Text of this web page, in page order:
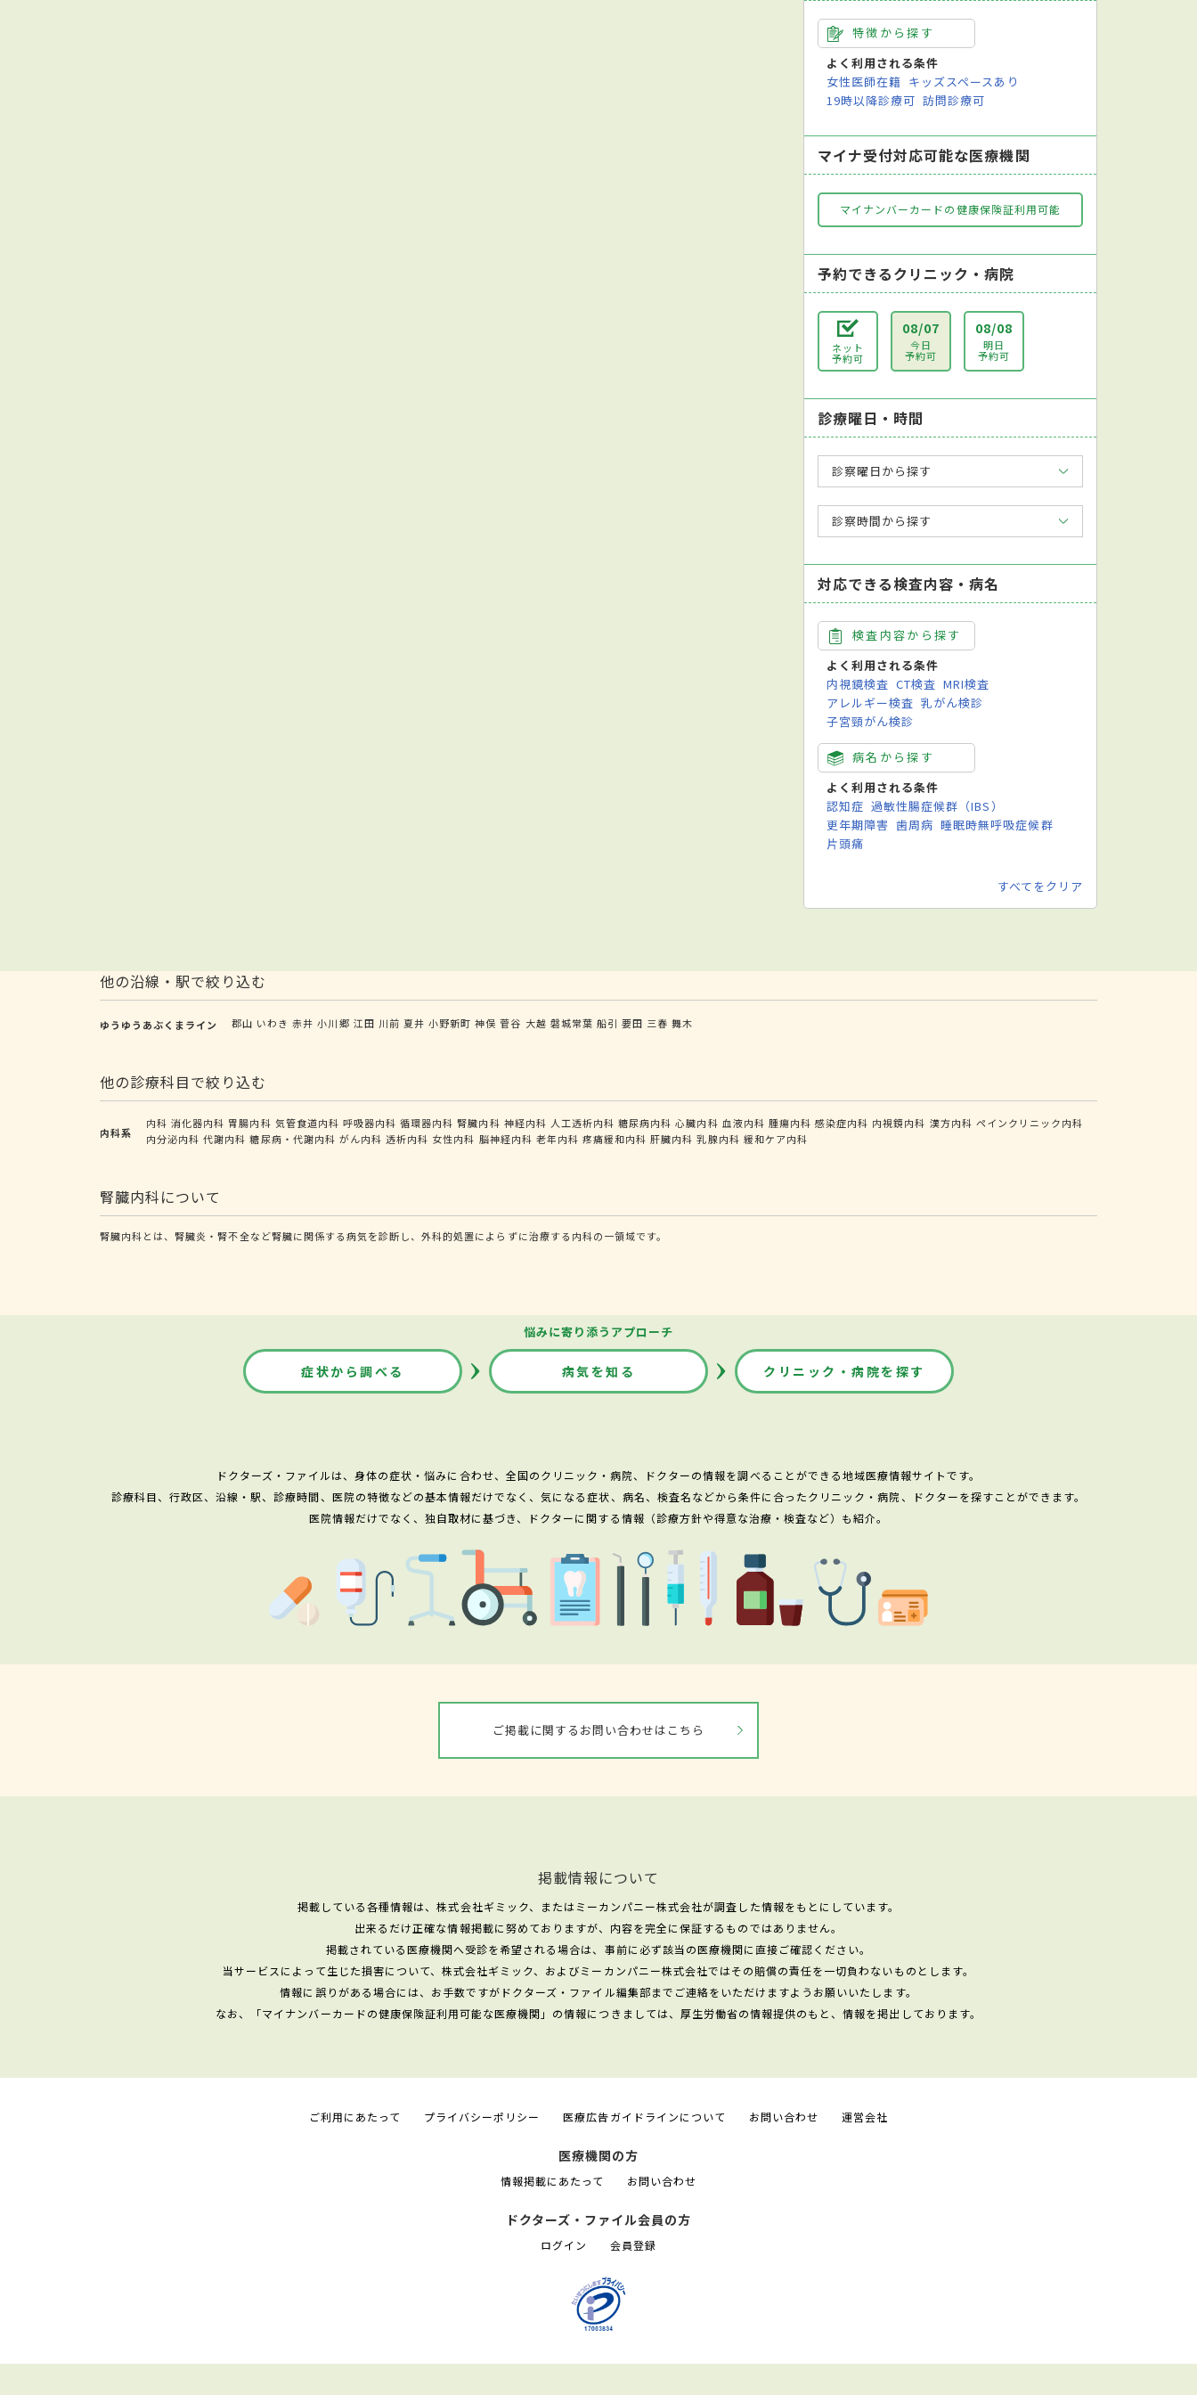
特徴から探す
よく利用される条件
女性医師在籍 キッズスペースあり
19時以降診療可 訪問診療可
マイナ受付対応可能な医療機関
マイナンバーカードの健康保険証利用可能
予約できるクリニック・病院
ネット
予約可
08/07
今日
予約可
08/08
明日
予約可
診療曜日・時間
診察曜日から探す
診察時間から探す
対応できる検査内容・病名
検査内容から探す
よく利用される条件
内視鏡検査 CT検査 MRI検査
アレルギー検査 乳がん検診
子宮頸がん検診
病名から探す
よく利用される条件
認知症 過敏性腸症候群（IBS）
更年期障害 歯周病 睡眠時無呼吸症候群
片頭痛
すべてをクリア
他の沿線・駅で絞り込む
ゆうゆうあぶくまライン 郡山 いわき 赤井 小川郷 江田 川前 夏井 小野新町 神俣 菅谷 大越 磐城常葉 船引 要田 三春 舞木
他の診療科目で絞り込む
内科系
内科 消化器内科 胃腸内科 気管食道内科 呼吸器内科 循環器内科 腎臓内科 神経内科 人工透析内科 糖尿病内科 心臓内科 血液内科 腫瘍内科 感染症内科 内視鏡内科 漢方内科 ペインクリニック内科
内分泌内科 代謝内科 糖尿病・代謝内科 がん内科 透析内科 女性内科 脳神経内科 老年内科 疼痛緩和内科 肝臓内科 乳腺内科 緩和ケア内科
腎臓内科について
腎臓内科とは、腎臓炎・腎不全など腎臓に関係する病気を診断し、外科的処置によらずに治療する内科の一領域です。
悩みに寄り添うアプローチ
症状から調べる 病気を知る クリニック・病院を探す
ドクターズ・ファイルは、身体の症状・悩みに合わせ、全国のクリニック・病院、ドクターの情報を調べることができる地域医療情報サイトです。
診療科目、行政区、沿線・駅、診療時間、医院の特徴などの基本情報だけでなく、気になる症状、病名、検査名などから条件に合ったクリニック・病院、ドクターを探すことができます。
医院情報だけでなく、独自取材に基づき、ドクターに関する情報（診療方針や得意な治療・検査など）も紹介。
ご掲載に関するお問い合わせはこちら
掲載情報について
掲載している各種情報は、株式会社ギミック、またはミーカンパニー株式会社が調査した情報をもとにしています。
出来るだけ正確な情報掲載に努めておりますが、内容を完全に保証するものではありません。
掲載されている医療機関へ受診を希望される場合は、事前に必ず該当の医療機関に直接ご確認ください。
当サービスによって生じた損害について、株式会社ギミック、およびミーカンパニー株式会社ではその賠償の責任を一切負わないものとします。
情報に誤りがある場合には、お手数ですがドクターズ・ファイル編集部までご連絡をいただけますようお願いいたします。
なお、「マイナンバーカードの健康保険証利用可能な医療機関」の情報につきましては、厚生労働省の情報提供のもと、情報を掲出しております。
ご利用にあたって プライバシーポリシー 医療広告ガイドラインについて お問い合わせ 運営会社
医療機関の方
情報掲載にあたって お問い合わせ
ドクターズ・ファイル会員の方
ログイン 会員登録